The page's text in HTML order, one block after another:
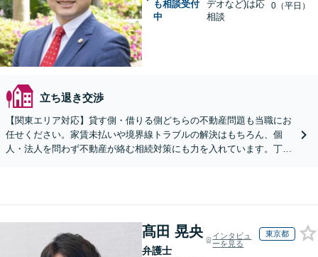
も相談受付
中
デオなど)は応
相談
0（平日）
立ち退き交渉
【関東エリア対応】貸す側・借りる側どちらの不動産問題も当職にお
任せください。家賃未払いや境界線トラブルの解決はもちろん、個
人・法人を問わず不動産が絡む相続対策にも力を入れています。丁寧
髙田 晃央
弁護士
インタビュ
ーを見る
東京都